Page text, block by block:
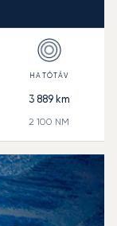
3 889km
2 100 NM